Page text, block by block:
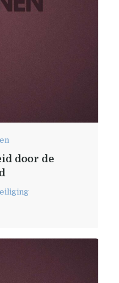
door de